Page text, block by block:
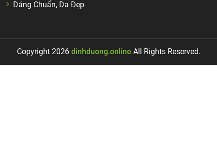
Dáng Chuẩn, Da Đẹp
Copyright 2026 dinhduong.online All Rights Reserved.